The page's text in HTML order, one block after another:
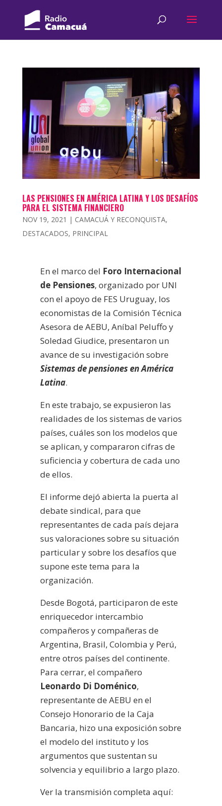
LAS PENSIONES EN AMÉRICA LATINA Y LOS DESAFÍOS
PARA EL SISTEMA FINANCIERO
NOV 19, 2021 | CAMACUÁ Y RECONQUISTA,
DESTACADOS, PRINCIPAL
En el marco del Foro Internacional
de Pensiones, organizado por UNI
con el apoyo de FES Uruguay, los
economistas de la Comisión Técnica
Asesora de AEBU, Aníbal Peluffo y
Soledad Giudice, presentaron un
avance de su investigación sobre
Sistemas de pensiones en América
Latina.
En este trabajo, se expusieron las
realidades de los sistemas de varios
países, cuáles son los modelos que
se aplican, y compararon cifras de
suficiencia y cobertura de cada uno
de ellos.
El informe dejó abierta la puerta al
debate sindical, para que
representantes de cada país dejara
sus valoraciones sobre su situación
particular y sobre los desafíos que
supone este tema para la
organización.
Desde Bogotá, participaron de este
enriquecedor intercambio
compañeros y compañeras de
Argentina, Brasil, Colombia y Perú,
entre otros países del continente.
Para cerrar, el compañero
Leonardo Di Doménico,
representante de AEBU en el
Consejo Honorario de la Caja
Bancaria, hizo una exposición sobre
el modelo del instituto y los
argumentos que sustentan su
solvencia y equilibrio a largo plazo.
Ver la transmisión completa aquí: